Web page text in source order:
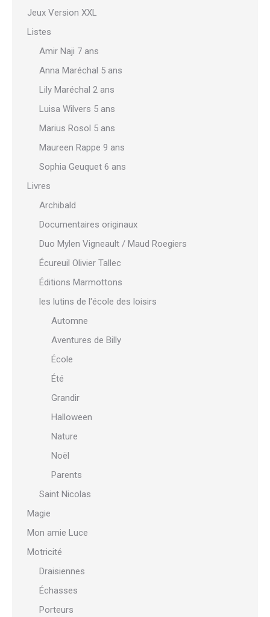
Jeux Version XXL
Listes
Amir Naji 7 ans
Anna Maréchal 5 ans
Lily Maréchal 2 ans
Luisa Wilvers 5 ans
Marius Rosol 5 ans
Maureen Rappe 9 ans
Sophia Geuquet 6 ans
Livres
Archibald
Documentaires originaux
Duo Mylen Vigneault / Maud Roegiers
Écureuil Olivier Tallec
Éditions Marmottons
les lutins de l'école des loisirs
Automne
Aventures de Billy
École
Été
Grandir
Halloween
Nature
Noël
Parents
Saint Nicolas
Magie
Mon amie Luce
Motricité
Draisiennes
Échasses
Porteurs